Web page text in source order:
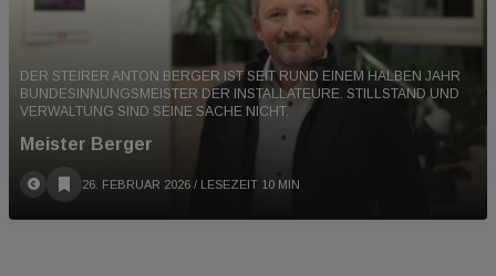
DER STEIRER ANTON BERGER IST SEIT RUND EINEM HALBEN JAHR
BUNDESINNUNGSMEISTER DER INSTALLATEURE. STILLSTAND UND
VERWALTUNG SIND SEINE SACHE NICHT.
Meister Berger
26. FEBRUAR 2026 / LESEZEIT 10 MIN